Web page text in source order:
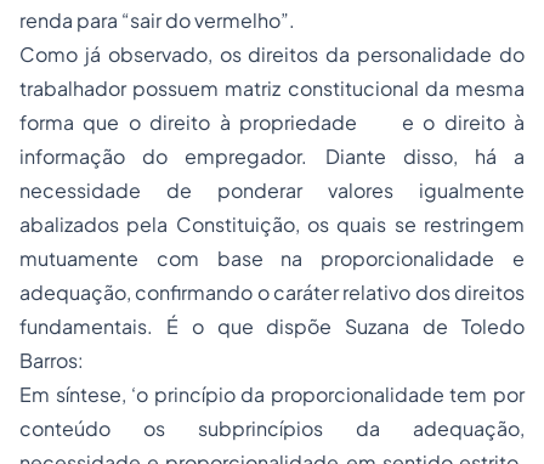
renda para “sair do vermelho”.
Como já observado, os direitos da personalidade do
trabalhador possuem matriz constitucional da mesma
forma que o direito à propriedade e o direito à
informação do empregador. Diante disso, há a
necessidade de ponderar valores igualmente
abalizados pela Constituição, os quais se restringem
mutuamente com base na proporcionalidade e
adequação, confirmando o caráter relativo dos direitos
fundamentais. É o que dispõe Suzana de Toledo
Barros:
Em síntese, ‘o princípio da proporcionalidade tem por
conteúdo os subprincípios da adequação,